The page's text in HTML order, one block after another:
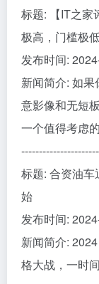
标题: 【IT之家
极高，门槛极
发布时间:
新闻简介: 如
意影像和无短
一个值得考虑
----------------------
标题: 合资油
始
发布时间:
新闻简介:
格大战，一时